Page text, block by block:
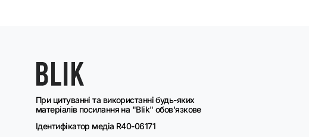
При цитуванні та використанні будь-яких
матеріалів посилання на "Blik" обов'язкове
Ідентифікатор медіа R40-06171